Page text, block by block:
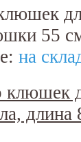
55
на